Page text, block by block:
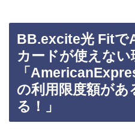
BB.excite光 Fit
カードが使えない
「
の利用限度額があ
る！」